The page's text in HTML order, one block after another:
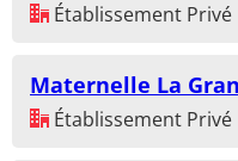
Établissement Privé
Maternelle La
Établissement Privé